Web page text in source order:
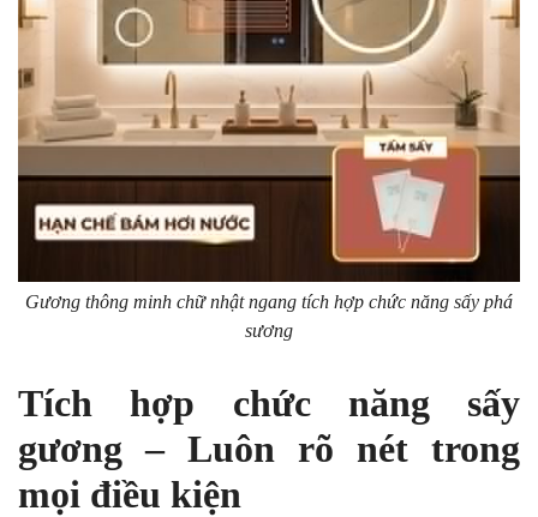
Gương thông minh chữ nhật ngang tích hợp chức năng sấy phá
sương
Tích hợp chức năng sấy
gương – Luôn rõ nét trong
mọi điều kiện